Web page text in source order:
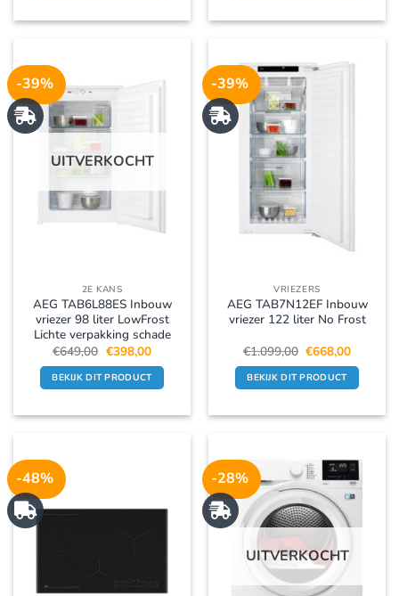
-39%
UITVERKOCHT
2E KANS
AEG TAB6L88ES Inbouw
vriezer 98 liter LowFrost
Lichte verpakking schade
€649,00 Oorspronkelijke
prijs
was:
€649,00.
€398,00Huidige
is:
€398,00.
BEKIJK DIT PRODUCT
-39%
VRIEZERS
AEG TAB7N12EF Inbouw
vriezer 122 liter No Frost
€1.099,00 Oorspronkelijke
prijs
was:
€1.099,00.
€668,00Huidige
is:
€668,00.
BEKIJK DIT PRODUCT
-48% -28%
UITVERKOCHT